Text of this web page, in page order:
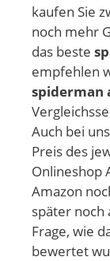
kaufen Sie
noch mehr
das beste
empfehlen
spiderman
Auch bei
Preis des
Onlineshop
Amazon
später noch
Frage, wie
bewertet